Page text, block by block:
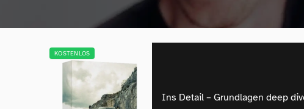
KOSTENLOS
Ins Detail – Grundlagen deep